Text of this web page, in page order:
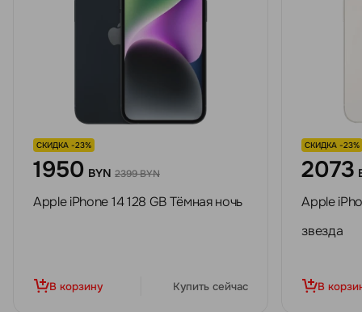
СКИДКА -23%
1950 BYN 2399 BYN
Apple iPhone 14 128 GB Тёмная ночь
В корзину Купить сейчас
СКИДКА -23%
2073
Apple
звезда
В